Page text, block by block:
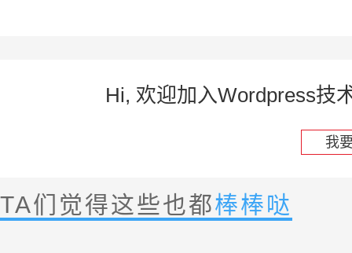
Hi, 欢迎加入Wordpress技
我
TA们觉得这些也都棒棒哒